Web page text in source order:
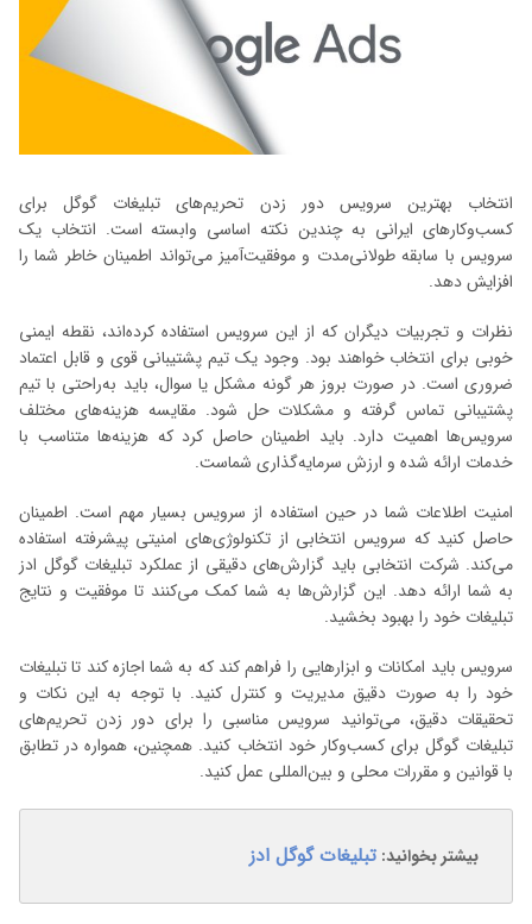
انتخاب بهترین سرویس دور زدن تحریم‌های تبلیغات گوگل برای
کسب‌وکارهای ایرانی به چندین نکته اساسی وابسته است. انتخاب یک
سرویس با سابقه طولانی‌مدت و موفقیت‌آمیز می‌تواند اطمینان خاطر شما را
افزایش دهد.
نظرات و تجربیات دیگران که از این سرویس استفاده کرده‌اند، نقطه ایمنی
خوبی برای انتخاب خواهند بود. وجود یک تیم پشتیبانی قوی و قابل اعتماد
ضروری است. در صورت بروز هر گونه مشکل یا سوال، باید به‌راحتی با تیم
پشتیبانی تماس گرفته و مشکلات حل شود. مقایسه هزینه‌های مختلف
سرویس‌ها اهمیت دارد. باید اطمینان حاصل کرد که هزینه‌ها متناسب با
خدمات ارائه شده و ارزش سرمایه‌گذاری شماست.
امنیت اطلاعات شما در حین استفاده از سرویس بسیار مهم است. اطمینان
حاصل کنید که سرویس انتخابی از تکنولوژی‌های امنیتی پیشرفته استفاده
می‌کند. شرکت انتخابی باید گزارش‌های دقیقی از عملکرد تبلیغات گوگل ادز
به شما ارائه دهد. این گزارش‌ها به شما کمک می‌کنند تا موفقیت و نتایج
تبلیغات خود را بهبود بخشید.
سرویس باید امکانات و ابزارهایی را فراهم کند که به شما اجازه کند تا تبلیغات
خود را به صورت دقیق مدیریت و کنترل کنید. با توجه به این نکات و
تحقیقات دقیق، می‌توانید سرویس مناسبی را برای دور زدن تحریم‌های
تبلیغات گوگل برای کسب‌وکار خود انتخاب کنید. همچنین، همواره در تطابق
با قوانین و مقررات محلی و بین‌المللی عمل کنید.
بیشتر بخوانید: تبلیغات گوگل ادز